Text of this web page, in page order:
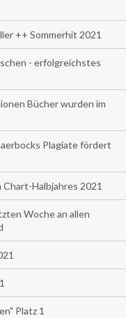
++ Sommerhit 2021
- erfolgreichstes
Bücher wurden im
Plagiate fördert
Halbjahres 2021
Woche an allen
Platz 1